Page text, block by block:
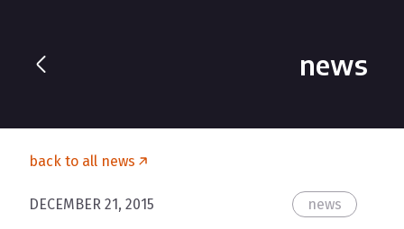
news
back to all news
DECEMBER 21, 2015 news